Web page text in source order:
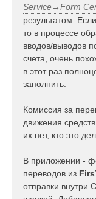
Service→Form
результатом.
то в процессе
вводов/выводов
счета, очень
в этот раз
заполнить.
Комиссия за
движения
их нет, кто это
В приложении -
переводов из
отправки внутри